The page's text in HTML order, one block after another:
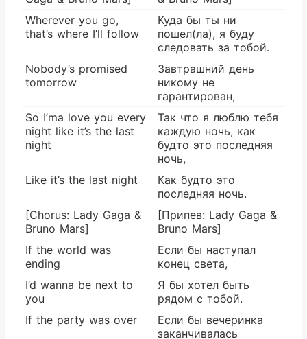
Wherever you go,
that’s where I’ll follow
Куда бы ты ни
пошел(ла), я буду
следовать за тобой.
Nobody’s promised
tomorrow
Завтрашний день
никому не
гарантирован,
So I’ma love you every
night like it’s the last
night
Так что я люблю тебя
каждую ночь, как
будто это последняя
ночь,
Like it’s the last night
Как будто это
последняя ночь.
[Chorus: Lady Gaga &
Bruno Mars]
[Припев: Lady Gaga &
Bruno Mars]
If the world was
ending
Если бы наступал
конец света,
I’d wanna be next to
you
Я бы хотел быть
рядом с тобой.
If the party was over
Если бы вечеринка
заканчивалась